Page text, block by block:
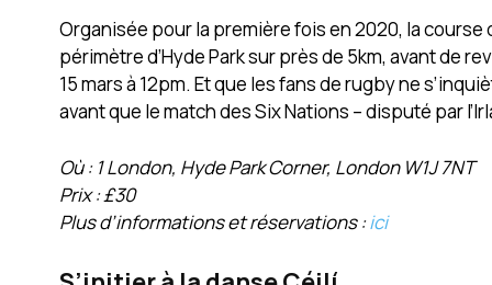
Organisée pour la première fois en 2020, la
périmètre d’Hyde Park sur près de 5km, avant de
15 mars à 12pm. Et que les fans de rugby ne
avant que le match des Six Nations – disputé par
Où : 1 London, Hyde Park Corner, London W1J 7NT
Prix : £30
Plus d’informations et réservations :ici